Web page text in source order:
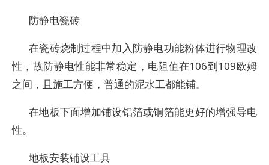
防静电瓷砖
在瓷砖烧制过程中加入防静电功能粉体进行物理改
性，故防静电性能非常稳定，电阻值在106到109欧姆
之间，且施工方便，普通的泥水工都能铺。
在地板下面增加铺设铝箔或铜箔能更好的增强导电
性。
地板安装铺设工具